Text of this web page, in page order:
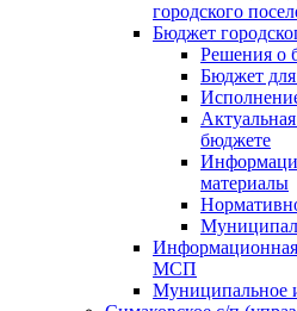
городского
Бюджет
Решения о
Бюджет
бюджете
материалы
Информационная
МСП
Муниципальное